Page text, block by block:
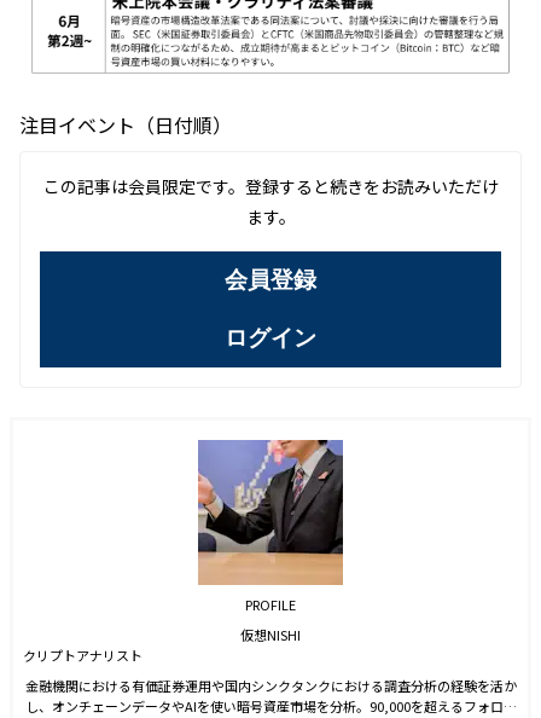
注目イベント（日付順）
この記事は会員限定です。登録すると続きをお読みいただけ
ます。
会員登録
ログイン
PROFILE
仮想NISHI
クリプトアナリスト
金融機関における有価証券運用や国内シンクタンクにおける調査分析の経験を活か
し、オンチェーンデータやAIを使い暗号資産市場を分析。90,000を超えるフォロワ